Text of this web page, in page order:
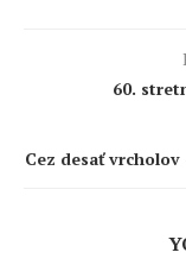
60.
Cez desať vrcholov